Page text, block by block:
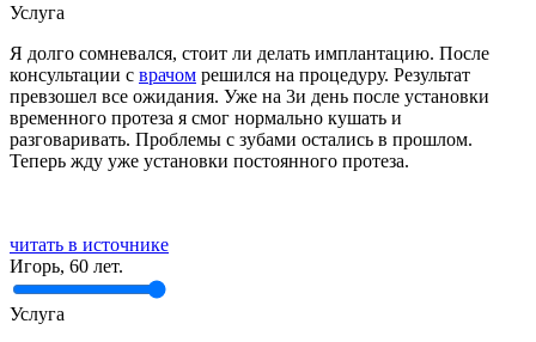
Услуга
Я долго сомневался, стоит ли делать имплантацию. После
консультации с врачом решился на процедуру. Результат
превзошел все ожидания. Уже на 3и день после установки
временного протеза я смог нормально кушать и
разговаривать. Проблемы с зубами остались в прошлом.
Теперь жду уже установки постоянного протеза.
читать в источнике
Игорь, 60 лет.
Услуга